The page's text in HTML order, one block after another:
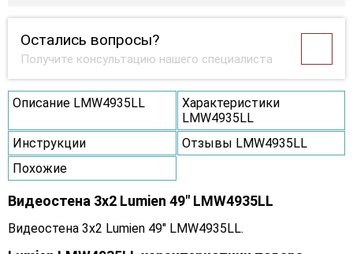
Остались вопросы?
Получите консультацию нашего специалиста
Описание LMW4935LL
Характеристики
LMW4935LL
Инструкции
Отзывы LMW4935LL
Похожие
Видеостена 3x2 Lumien 49" LMW4935LL
Видеостена 3x2 Lumien 49" LMW4935LL.